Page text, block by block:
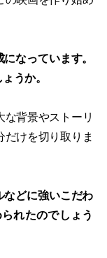
なっています。
うか。
背景やストーリ
けを切り取りま
などに強いこだわ
れたのでしょう